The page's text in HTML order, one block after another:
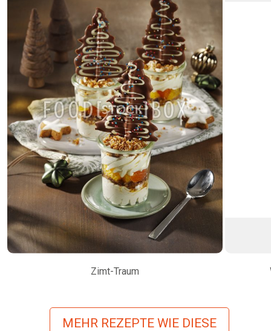
Zimt-Traum
MEHR REZEPTE WIE DIESE